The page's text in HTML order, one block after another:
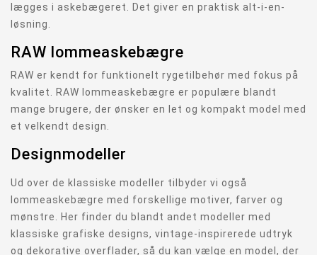
lægges i askebægeret. Det giver en praktisk alt-i-en-
løsning.
RAW lommeaskebægre
RAW er kendt for funktionelt rygetilbehør med fokus på
kvalitet. RAW lommeaskebægre er populære blandt
mange brugere, der ønsker en let og kompakt model med
et velkendt design.
Designmodeller
Ud over de klassiske modeller tilbyder vi også
lommeaskebægre med forskellige motiver, farver og
mønstre. Her finder du blandt andet modeller med
klassiske grafiske designs, vintage-inspirerede udtryk
og dekorative overflader, så du kan vælge en model, der